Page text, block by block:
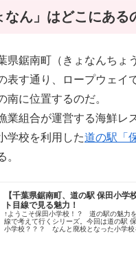
なん」はどこにある
県鋸南町（きょなんちょ
表す通り、ロープウェイ
南に位置するのだ。
業組合が運営する海鮮レ
学校を利用した道の駅「
。
【千葉県鋸南町、道の駅 保田小学
ト目線で見る魅力！
↑ようこそ保田小学校！？ 道の駅の魅力
線で考えて行くシリーズ。今回は道の駅
小学校？？？ なんと廃校となった小学校